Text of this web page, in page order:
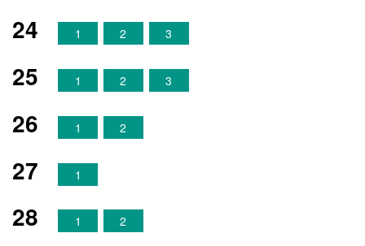
24 1 2 3
25 1 2 3
26 1 2
27 1
28 1 2